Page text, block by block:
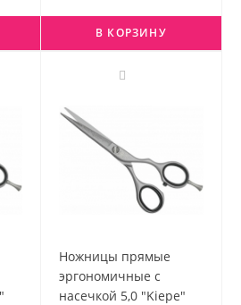
В КОРЗИНУ
Ножницы прямые
эргономичные с
насечкой 5,0 "Kiepe"